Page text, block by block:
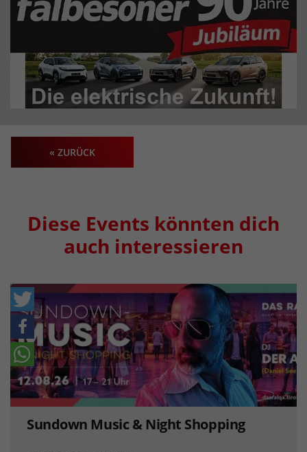
« ZURÜCK
Diese Events könnten dich
auch interessieren
Sundown Music & Night Shopping